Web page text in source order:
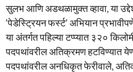
सुलभ आणि अडथळामुक्त व्हावा, या
‘पेडेस्ट्रियन फर्स्ट’ अभियान
या अंतर्गत पहिल्या टप्प्यात ३२०
पदपथांवरील अतिक्रमण हटविण्यात
पदपथांवरील अनधिकृत फेरीवाले,